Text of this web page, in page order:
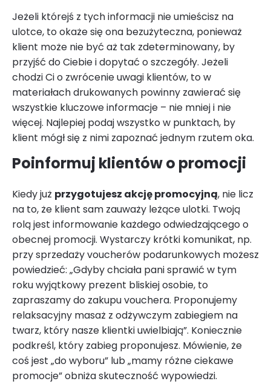
Jeżeli którejś z tych informacji nie umieścisz na
ulotce, to okaże się ona bezużyteczna, ponieważ
klient może nie być aż tak zdeterminowany, by
przyjść do Ciebie i dopytać o szczegóły. Jeżeli
chodzi Ci o zwrócenie uwagi klientów, to w
materiałach drukowanych powinny zawierać się
wszystkie kluczowe informacje – nie mniej i nie
więcej. Najlepiej podaj wszystko w punktach, by
klient mógł się z nimi zapoznać jednym rzutem oka.
Poinformuj klientów o promocji
Kiedy już przygotujesz akcję promocyjną, nie licz
na to, że klient sam zauważy leżące ulotki. Twoją
rolą jest informowanie każdego odwiedzającego o
obecnej promocji. Wystarczy krótki komunikat, np.
przy sprzedaży voucherów podarunkowych możesz
powiedzieć: „Gdyby chciała pani sprawić w tym
roku wyjątkowy prezent bliskiej osobie, to
zapraszamy do zakupu vouchera. Proponujemy
relaksacyjny masaż z odżywczym zabiegiem na
twarz, który nasze klientki uwielbiają”. Koniecznie
podkreśl, który zabieg proponujesz. Mówienie, że
coś jest „do wyboru” lub „mamy różne ciekawe
promocje” obniża skuteczność wypowiedzi.